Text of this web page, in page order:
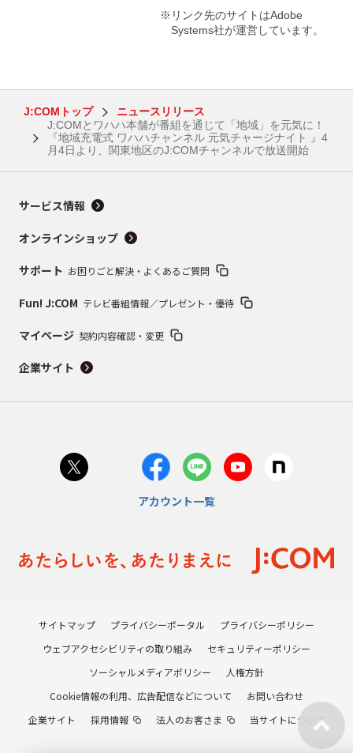
※リンク先のサイトはAdobe
Systems社が運営しています。
J:COMトップ
ニュースリリース
J:COMとワハハ本舗が番組を通じて「地域」を元気に！
『地域充電式 ワハハチャンネル 元気チャージナイト 』4
月4日より、関東地区のJ:COMチャンネルで放送開始
サービス情報
オンラインショップ
サポート お困りごと解決・よくあるご質問
Fun! J:COM テレビ番組情報／プレゼント・優待
マイページ 契約内容確認・変更
企業サイト
アカウント一覧
サイトマップ プライバシーポータル
プライバシーポリシー
ウェブアクセシビリティの取り組み
セキュリティーポリシー
ソーシャルメディアポリシー
人権方針
Cookie情報の利用、広告配信などについて
お問い合わせ
企業サイト
採用情報 法人のお客さま 当サイトについて